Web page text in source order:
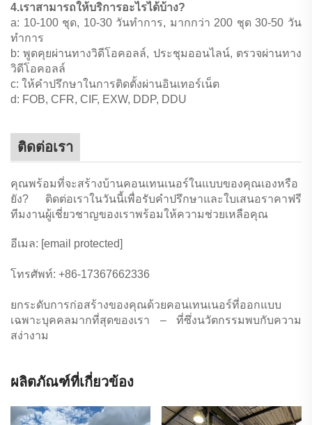
4.เราสามารถให้บริการอะไรได้บ้าง?
a: 10-100 ชุด, 10-30 วันทำการ, มากกว่า 200 ชุด 30-50 วัน
ทำการ
b: พูดคุยผ่านทางวิดีโอคอลล์, ประชุมออนไลน์, ตรวจผ่านทาง
วิดีโอคอลล์
c: ให้คำปรึกษาในการติดตั้งผ่านอินเทอร์เน็ต
d: FOB, CFR, CIF, EXW, DDP, DDU
ติดต่อเรา
คุณพร้อมที่จะสร้างบ้านคอนเทนเนอร์ในแบบของคุณเองหรือ
ยัง? ติดต่อเราในวันนี้เพื่อรับคำปรึกษาและใบเสนอราคาฟรี
ทีมงานผู้เชี่ยวชาญของเราพร้อมให้ความช่วยเหลือคุณ
อีเมล: [email protected]
โทรศัพท์: +86-17367662336
ยกระดับการก่อสร้างของคุณด้วยคอนเทนเนอร์ที่ออกแบบ
เฉพาะบุคคลมากที่สุดของเรา – ที่ซึ่งนวัตกรรมพบกับความ
สง่างาม
ผลิตภัณฑ์ที่เกี่ยวข้อง